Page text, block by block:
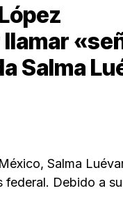
Salma
Salma
federal. Debido a